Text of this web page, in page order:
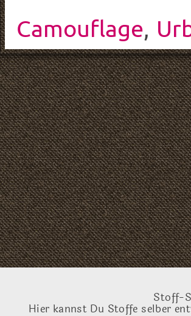
Camouflage,
Stoff-
Hier kannst Du Stoffe selber